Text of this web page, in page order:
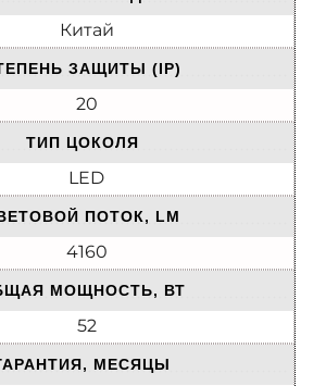
Китай
ЗАЩИТЫ (IP)
20
ТИП ЦОКОЛЯ
LED
ПОТОК, LM
4160
МОЩНОСТЬ, ВТ
52
МЕСЯЦЫ